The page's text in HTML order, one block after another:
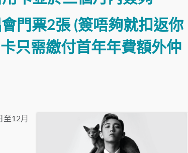
門票2張 (簽唔夠就扣返你
只需繳付首年年費額外仲
至12月